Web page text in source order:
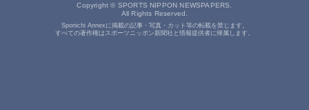
Copyright© SPORTS NIPPON NEWSPAPERS.
All Rights Reserved.
Sponichi Annexに掲載の記事・写真・カット等の転載を禁じます。
すべての著作権はスポーツニッポン新聞社と情報提供者に帰属します。